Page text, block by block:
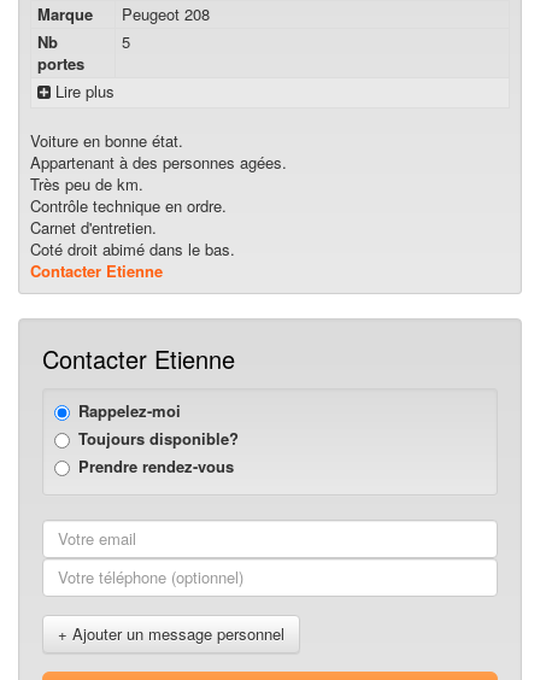
Marque
Peugeot 208
Nb
portes
5
Lire plus
Voiture en bonne état.
Appartenant à des personnes agées.
Très peu de km.
Contrôle technique en ordre.
Carnet d'entretien.
Coté droit abimé dans le bas.
Contacter Etienne
Contacter Etienne
Rappelez-moi
Toujours disponible?
Prendre rendez-vous
+ Ajouter un message personnel